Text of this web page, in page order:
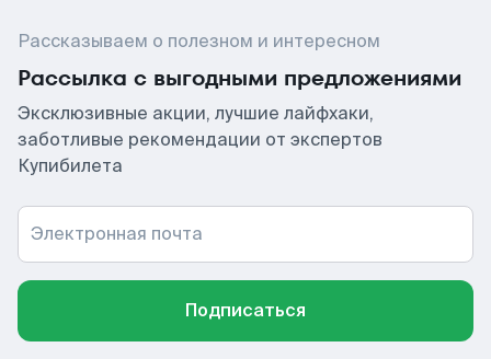
Рассказываем о полезном и интересном
Рассылка с выгодными предложениями
Эксклюзивные акции, лучшие лайфхаки,
заботливые рекомендации от экспертов
Купибилета
Электронная почта
Подписаться